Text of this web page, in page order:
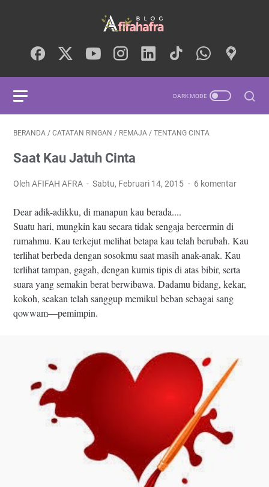
BERANDA / CATATAN RINGAN / REMAJA / TENTANG CINTA
Saat Kau Jatuh Cinta
Oleh AFIFAH AFRA Sabtu, Februari 14, 2015 6 komentar
Dear adik-adikku, di manapun kau berada....
Suatu hari, mungkin kau secara tidak sengaja bercermin di
rumahmu. Kau terkejut melihat betapa kau telah berubah. Kau
terlihat berbeda dengan sosokmu saat masih anak-anak. Kau
terlihat tampan, gagah, dengan kumis tipis di atas bibir, serta
suara yang semakin berat berwibawa. Dadamu bidang, kekar,
kokoh, seakan telah sanggup memikul beban sebagai sang
qowwam—pemimpin.